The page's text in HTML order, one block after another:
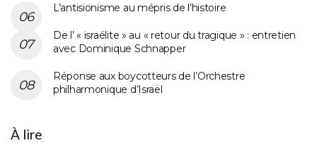
L’antisionisme au mépris de l’histoire
De l’ « israélite » au « retour du tragique » : entretien
avec Dominique Schnapper
Réponse aux boycotteurs de l’Orchestre
philharmonique d’Israël
À lire